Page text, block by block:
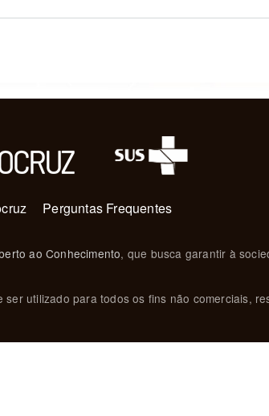
Perguntas Frequentes
ao Conhecimento, que busca garantir à
utilizado para todos os fins não comerciais,